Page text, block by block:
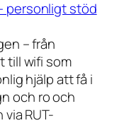
personligt stöd
– från
till wifi som
hjälp att få i
och ro och
RUT-